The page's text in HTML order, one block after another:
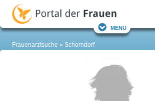
Menü
Frauenarztsuche Schorndorf